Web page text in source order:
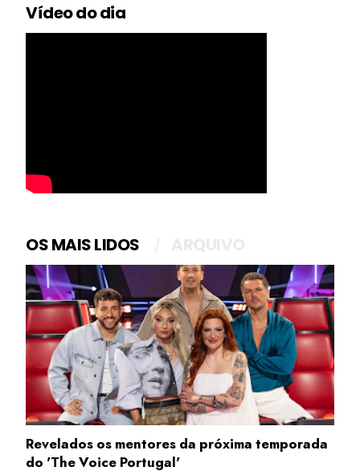
Vídeo do dia
OS MAIS LIDOS
Revelados os mentores da próxima temporada
do 'The Voice Portugal'